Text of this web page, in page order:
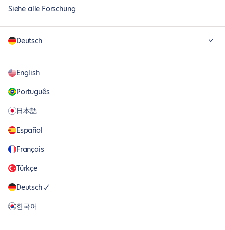
Siehe alle Forschung
Deutsch
English
Português
日本語
Español
Français
Türkçe
Deutsch
한국어